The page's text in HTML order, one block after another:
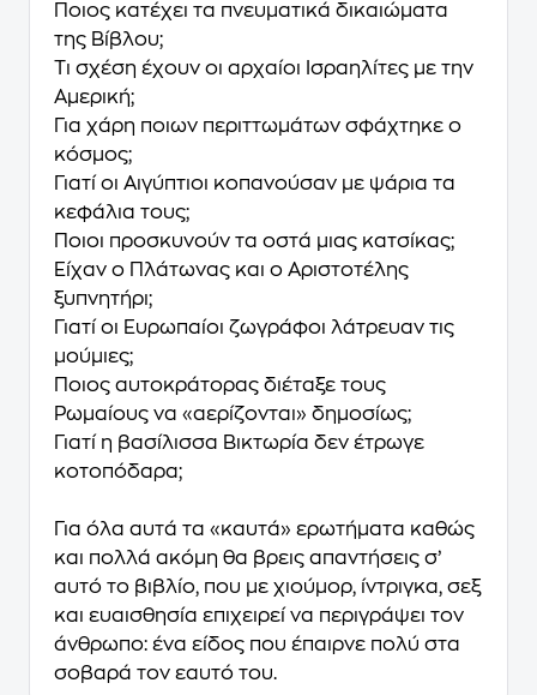
Ποιος κατέχει τα πνευµατικά δικαιώµατα
της Βίβλου;
Τι σχέση έχουν οι αρχαίοι Ισραηλίτες µε την
Αµερική;
Για χάρη ποιων περιττωµάτων σφάχτηκε ο
κόσµος;
Γιατί οι Αιγύπτιοι κοπανούσαν µε ψάρια τα
κεφάλια τους;
Ποιοι προσκυνούν τα οστά µιας κατσίκας;
Είχαν ο Πλάτωνας και ο Αριστοτέλης
ξυπνητήρι;
Γιατί οι Ευρωπαίοι ζωγράφοι λάτρευαν τις
µούµιες;
Ποιος αυτοκράτορας διέταξε τους
Ρωµαίους να «αερίζονται» δηµοσίως;
Γιατί η βασίλισσα Βικτωρία δεν έτρωγε
κοτοπόδαρα;
Για όλα αυτά τα «καυτά» ερωτήµατα καθώς
και πολλά ακόµη θα βρεις απαντήσεις σ’
αυτό το βιβλίο, που µε χιούµορ, ίντριγκα, σεξ
και ευαισθησία επιχειρεί να περιγράψει τον
άνθρωπο: ένα είδος που έπαιρνε πολύ στα
σοβαρά τον εαυτό του.